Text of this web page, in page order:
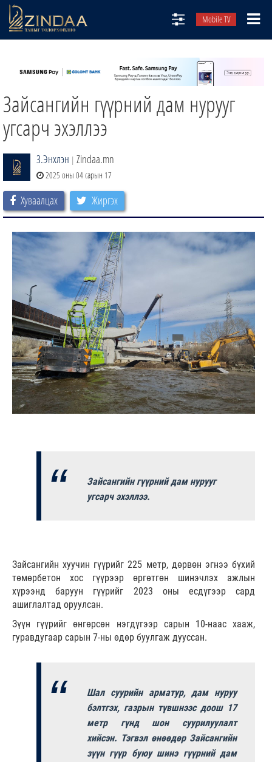
Mobile TV
ТВ8
ӨГЛӨӨНИЙ СОНИН
ЗИНДАА СЭТГҮҮЛ
Зайсангийн гүүрний дам нурууг
угсарч эхэллээ
З.Энхлэн | Zindaa.mn
2025 оны 04 сарын 17
Хуваалцах Жиргэх
Зайсангийн гүүрний дам нурууг
угсарч эхэллээ.
Зайсангийн хуучин гүүрийг 225 метр, дөрвөн эгнээ бүхий
төмөрбетон хос гүүрээр өргөтгөн шинэчлэх ажлын
хүрээнд баруун гүүрийг 2023 оны есдүгээр сард
ашиглалтад оруулсан.
Зүүн гүүрийг өнгөрсөн нэгдүгээр сарын 10-наас хааж,
гуравдугаар сарын 7-ны өдөр буулгаж дууссан.
Шал суурийн арматур, дам нуруу
бэлтгэх, газрын түвшнээс доош 17
метр гүнд шон суурилуулалт
хийсэн. Тэгвэл өнөөдөр Зайсангийн
зүүн гүүр буюу шинэ гүүрний дам